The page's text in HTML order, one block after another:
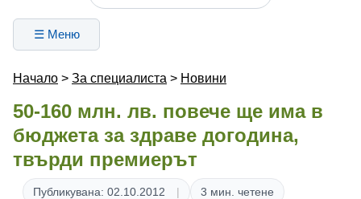
☰ Меню
Начало > За специалиста > Новини
50-160 млн. лв. повече ще има в
бюджета за здраве догодина,
твърди премиерът
Публикувана: 02.10.2012
3 мин. четене